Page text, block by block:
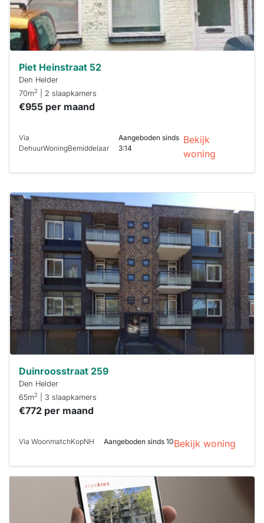
Piet Heinstraat 52
Den Helder
70m2 | 2 slaapkamers
€955 per maand
Via
DehuurWoningBemiddelaar
Aangeboden sinds
3:14
Bekijk
woning
Deze woning
is
waarschijnlijk
al verhuurd
Om kans te
maken moet je
binnen 15
minuten
reageren.
Stekkies helpt
je hierbij!
Duinroosstraat 259
Den Helder
65m2 | 3 slaapkamers
€772 per maand
Via WoonmatchKopNH Aangeboden sinds 10Bekijk woning